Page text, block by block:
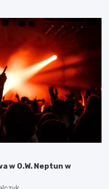
w O.W. Neptun w